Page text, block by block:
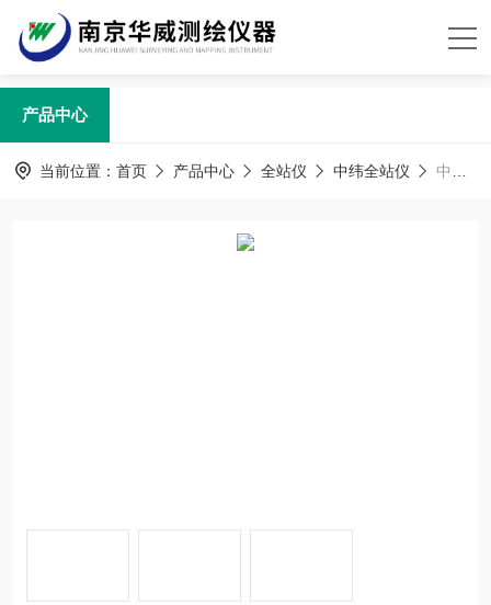
产品中心
当前位置： 首页 产品中心 全站仪 中纬全站仪 中纬ZT10R/ZT10全站仪